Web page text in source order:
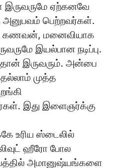
இருவருமே ஏற்கனவே
அனுபவம் பெற்றவர்கள்.
கணவன், மனைவியாக
இயல்பான நடிப்பு.
இருவரும். அன்பை
முத்த
இது இளைஞர்க்கு
உரிய ஸ்டைலில்
ஹீரோ போல
அமானுஷ்யங்களை